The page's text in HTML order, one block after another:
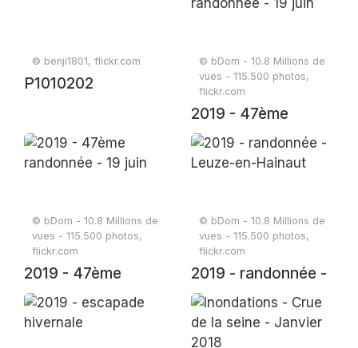
© benji1801, flickr.com
P1010202
© bDom - 10.8 Millions de
vues - 115.500 photos,
flickr.com
2019 - 47ème
randonnée - 19 juin
© bDom - 10.8 Millions de
vues - 115.500 photos,
flickr.com
2019 - 47ème
randonnée - 19 juin
© bDom - 10.8 Millions de
vues - 115.500 photos,
flickr.com
2019 - randonnée -
Leuze-en-Hainaut